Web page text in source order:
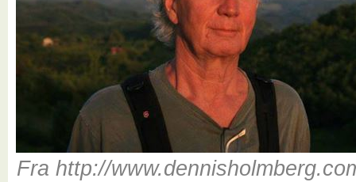
Fra http://